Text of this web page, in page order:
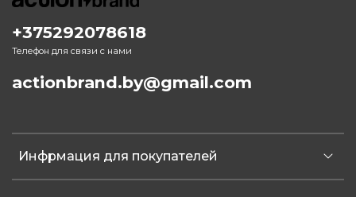
Инфрмация для покупателей
+375292078618
Телефон для связи с нами
actionbrand.by@gmail.com